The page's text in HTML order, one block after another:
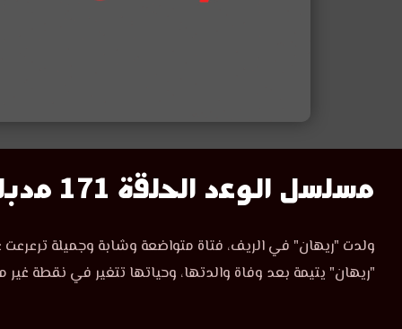
مسلسل
الوعد
الحلقة
مسلسل الوعد الحلقة 171 مدبلج
مسلسل
الوعد
الحلقة
ولدت "ريهان" في الريف، فتاة متواضعة وشابة وجميلة ترعرعت
"ريهان" يتيمة بعد وفاة والدتها، وحياتها تتغير في نقطة غير